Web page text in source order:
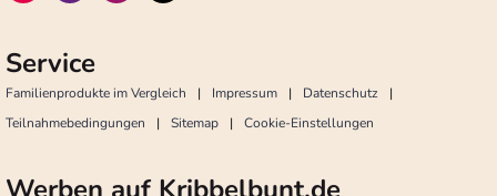
Service
Familienprodukte im Vergleich Impressum
Datenschutz
Teilnahmebedingungen
Sitemap Cookie-Einstellungen
Werben auf Kribbelbunt.de